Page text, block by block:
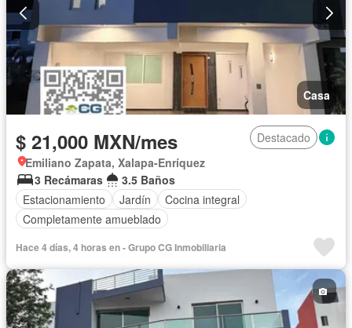
Casa
$ 21,000 MXN/mes
Destacado
Emiliano Zapata, Xalapa-Enríquez
3 Recámaras
3.5 Baños
Estacionamiento
Jardín
Cocina integral
Completamente amueblado
Hace 4 días, 4 horas en - Grupo CG Inmobiliaria